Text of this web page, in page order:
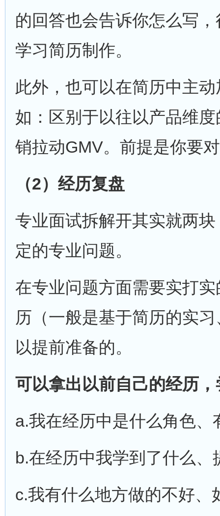
的回答也会告诉你怎么写
学习简历制作。
此外，也可以在简历中主
如：区别于以往以产品维
销拉动GMV。前提是你要
（2）经历复盘
专业面试拆解开其实就两
定的专业问题。
在专业问题方面需要实打
历（一般是基于简历的实
以提前准备的。
可以拿出以前自己的经历
a.我在经历中是什么角色、
b.在经历中我学到了什么、
c.我有什么地方做的不好、